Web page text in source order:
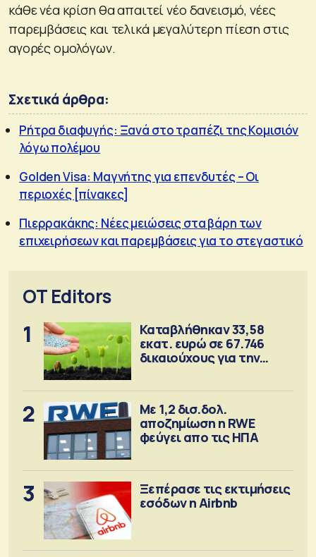
κάθε νέα κρίση θα απαιτεί νέο δανεισμό, νέες
παρεμβάσεις και τελικά μεγαλύτερη πίεση στις
αγορές ομολόγων.
Σχετικά άρθρα:
Ρήτρα διαφυγής: Ξανά στο τραπέζι της Κομισιόν
λόγω πολέμου
Golden Visa: Μαγνήτης για επενδυτές – Οι
περιοχές [πίνακες]
Πιερρακάκης: Νέες μειώσεις στα βάρη των
επιχειρήσεων και παρεμβάσεις για το στεγαστικό
OT Editors
1
Καταβλήθηκαν 33,58
εκατ. ευρώ σε 67.746
δικαιούχους για την
2
Με 1,2 δισ.δολ.
αποζημίωση η RWE
φεύγει απο τις ΗΠΑ
3
Ξεπέρασε τις εκτιμήσεις
εσόδων η Airbnb